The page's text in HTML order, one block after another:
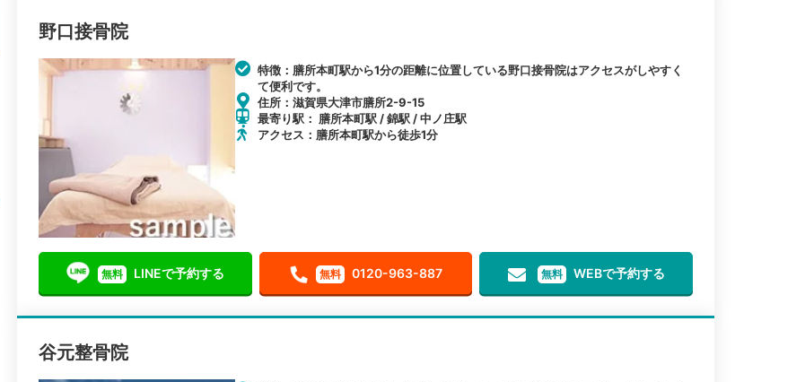
野口接骨院
特徴：膳所本町駅から1分の距離に位置している野口接骨院はアクセスがしやすく
て便利です。
住所：滋賀県大津市膳所2-9-15
最寄り駅： 膳所本町駅 / 錦駅 / 中ノ庄駅
アクセス：膳所本町駅から徒歩1分
無料 LINEで予約する 無料 0120-963-887 無料 WEBで予約する
谷元整骨院